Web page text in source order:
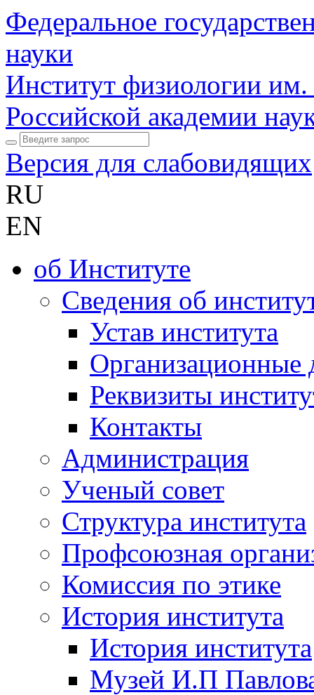
Федеральное
науки
Институт физиологии
Российской академии
Версия для слабовидящих
RU
EN
об Институте
Сведения об
Устав института
Организационные
Реквизиты
Контакты
Администрация
Ученый совет
Структура института
Профсоюзная
Комиссия по этике
История института
История института
Музей И.П